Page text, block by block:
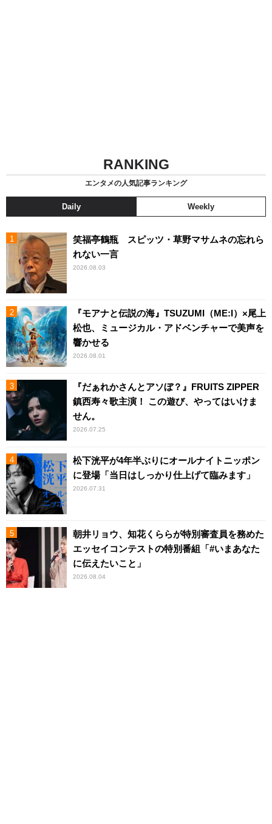
RANKING
エンタメの人気記事ランキング
Daily Weekly
笑福亭鶴瓶 スピッツ・草野マサムネの忘れら
れない一言
2026.08.03
『モアナと伝説の海』TSUZUMI（ME:I）×尾上
松也、ミュージカル・アドベンチャーで美声を
響かせる
2026.08.01
『だぁれかさんとアソぼ？』FRUITS ZIPPER
鎮西寿々歌主演！ この遊び、やってはいけま
せん。
2026.07.25
松下洸平が4年半ぶりにオールナイトニッポン
に登場「当日はしっかり仕上げて臨みます」
2026.07.31
朝井リョウ、知花くららが特別審査員を務めた
エッセイコンテストの特別番組「#いまあなた
に伝えたいこと」
2026.08.04